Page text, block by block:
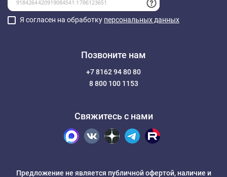
Я согласен на обработку персональных данных
Позвоните нам
+7 8162 94 80 80
8 800 100 1153
Свяжитесь с нами
Предложение не является публичной офертой, наличие и